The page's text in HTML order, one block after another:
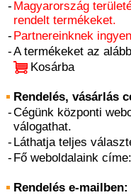
- Magyarország
rendelt termékeket.
- Partnereinknek
-A termékeket az
Kosárba
Rendelés, vásárlás
-Cégünk központi
válogathat.
- Láthatja teljes
- Fő weboldalaink címe:
Rendelés e-mailben: